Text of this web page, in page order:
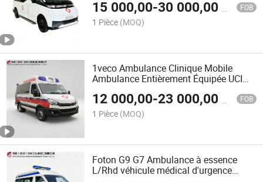
ambulance de soutien vital de base
pour le transport des patients
15 000,00-30 000,00 FOB
1 Pièce (MOQ)
1veco Ambulance Clinique Mobile
Ambulance Entièrement Équipée UCI
d'Urgence Support Vital Soins Critiques
avec Dispositif de Pression Négative
12 000,00-23 000,00 FOB
1 Pièce (MOQ)
Foton G9 G7 Ambulance à essence
L/Rhd véhicule médical d'urgence